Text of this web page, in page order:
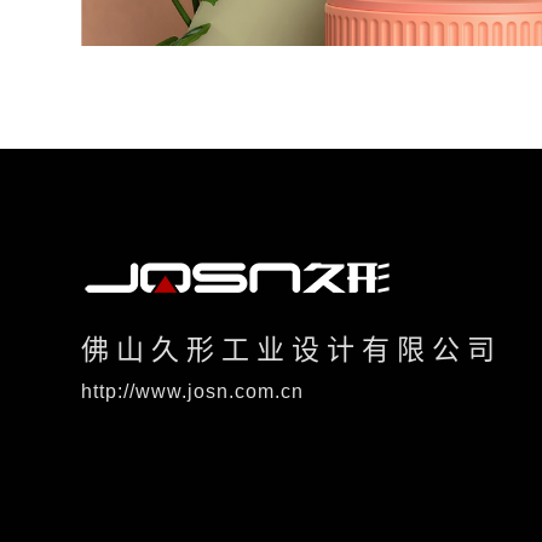
佛山久形工业设计有限公司
http://www.josn.com.cn